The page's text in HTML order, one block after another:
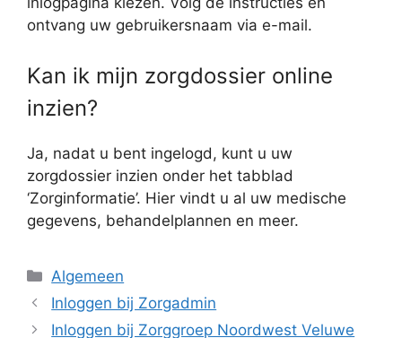
ontvang uw gebruikersnaam via e-mail.
Kan ik mijn zorgdossier online
inzien?
Ja, nadat u bent ingelogd, kunt u uw
zorgdossier inzien onder het tabblad
‘Zorginformatie’. Hier vindt u al uw medische
gegevens, behandelplannen en meer.
Categorieën
Algemeen
Inloggen bij Zorgadmin
Inloggen bij Zorggroep Noordwest Veluwe